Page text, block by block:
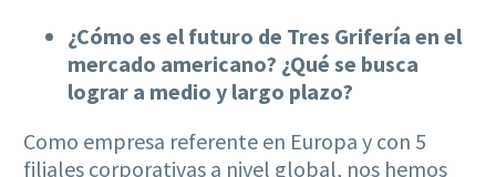
¿Cómo es el futuro de Tres Grifería en el
mercado americano? ¿Qué se busca
lograr a medio y largo plazo?
Como empresa referente en Europa y con 5
filiales corporativas a nivel global, nos hemos